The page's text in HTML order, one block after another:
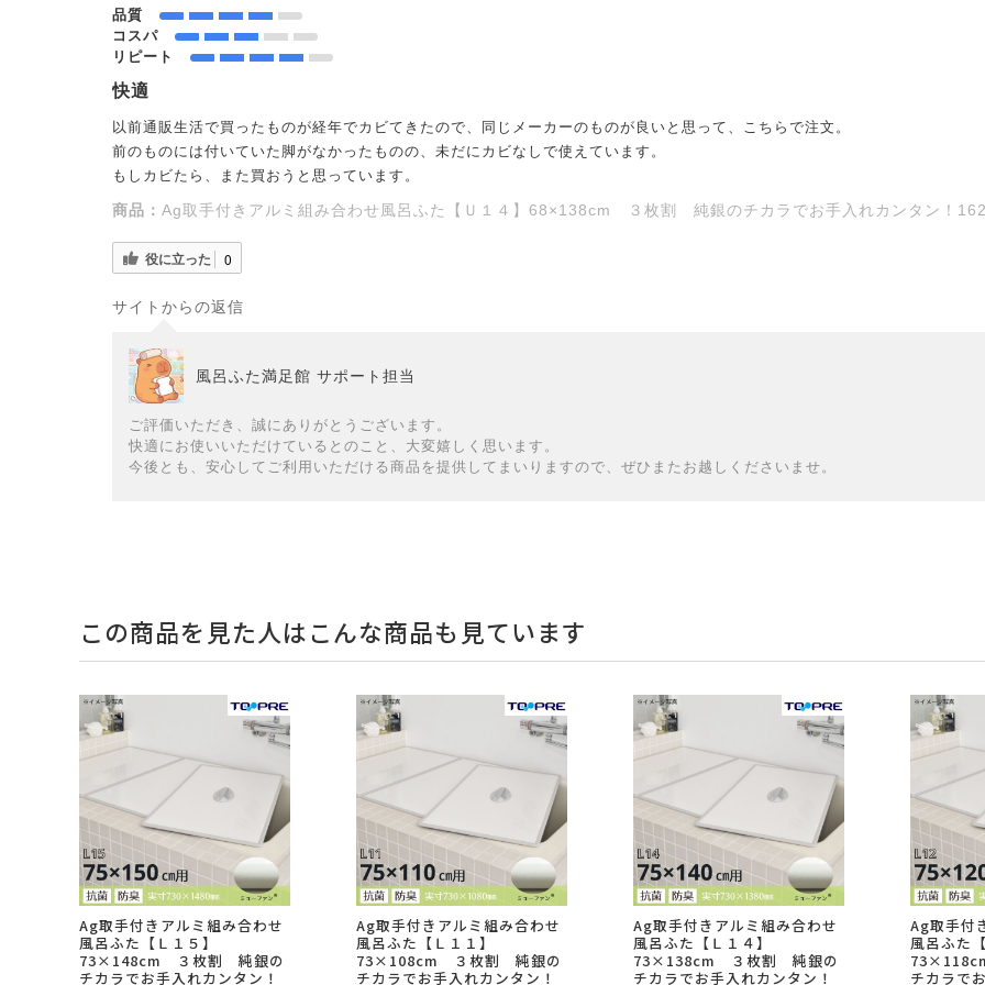
品質
コスパ
リピート
快適
以前通販生活で買ったものが経年でカビてきたので、同じメーカーのものが良いと思って、こちらで注文。
前のものには付いていた脚がなかったものの、未だにカビなしで使えています。
もしカビたら、また買おうと思っています。
商品： Ag取手付きアルミ組み合わせ風呂ふた【Ｕ１４】68×138cm ３枚割 純銀のチカラでお手入れカンタン！
役に立った 0
サイトからの返信
風呂ふた満足館 サポート担当
ご評価いただき、誠にありがとうございます。
快適にお使いいただけているとのこと、大変嬉しく思います。
今後とも、安心してご利用いただける商品を提供してまいりますので、ぜひまたお越しくださいませ。
この商品を見た人はこんな商品も見ています
Ag取手付きアルミ組み合わせ
風呂ふた【Ｌ１５】
73×148cm ３枚割 純銀の
チカラでお手入れカンタン！
Ag取手付きアルミ組み合わせ
風呂ふた【Ｌ１１】
73×108cm ３枚割 純銀の
チカラでお手入れカンタン！
Ag取手付きアルミ組み合わせ
風呂ふた【Ｌ１４】
73×138cm ３枚割 純銀の
チカラでお手入れカンタン！
Ag取手付
風呂ふた
チカラで